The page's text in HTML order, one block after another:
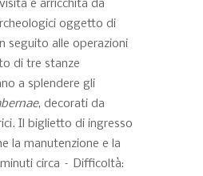
è arricchita da
oggetto di
seguito alle operazioni
di tre stanze
a splendere gli
, decorati da
Il biglietto di ingresso
la manutenzione e la
circa – Difficoltà: